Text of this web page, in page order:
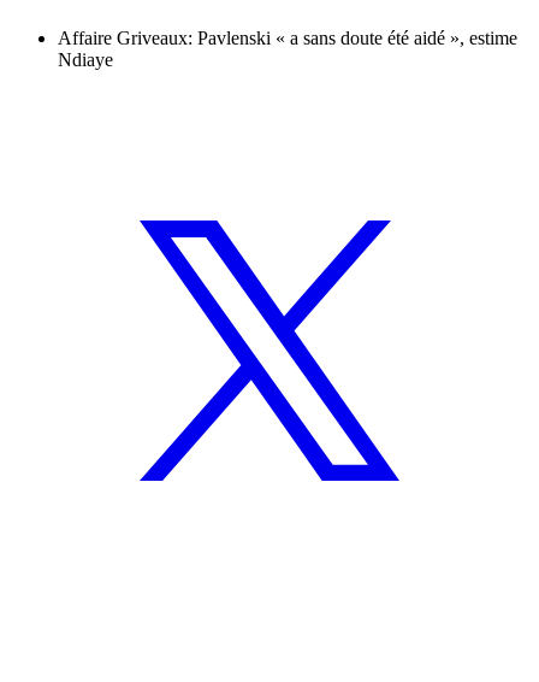
Affaire Griveaux: Pavlenski « a sans doute été aidé », estime
Ndiaye